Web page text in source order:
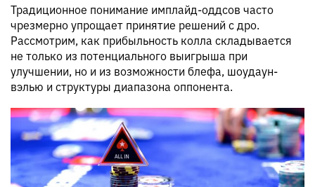
Традиционное понимание имплайд-оддсов часто
чрезмерно упрощает принятие решений с дро.
Рассмотрим, как прибыльность колла складывается
не только из потенциального выигрыша при
улучшении, но и из возможности блефа, шоудаун-
вэлью и структуры диапазона оппонента.